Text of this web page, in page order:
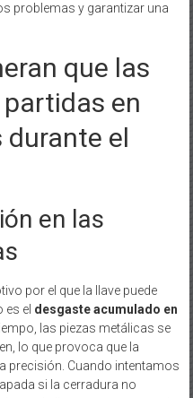
problemas y garantizar una
que las
en
durante el
en las
por el que la llave puede
el desgaste acumulado en
las piezas metálicas se
lo que provoca que la
precisión. Cuando intentamos
si la cerradura no